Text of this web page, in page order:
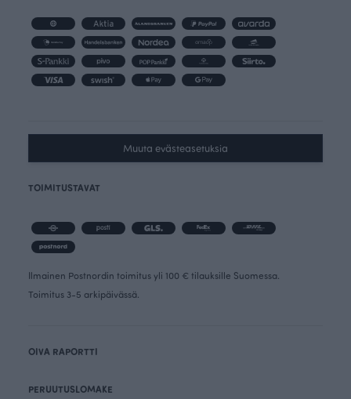
Muuta evästeasetuksia
TOIMITUSTAVAT
Ilmainen Postnordin toimitus yli 100 € tilauksille Suomessa.
Toimitus 3-5 arkipäivässä.
OIVA RAPORTTI
PERUUTUSLOMAKE